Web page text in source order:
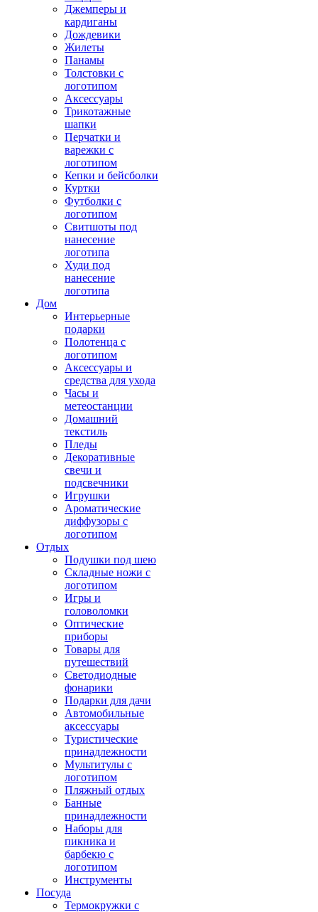
Джемперы и
кардиганы
Дождевики
Жилеты
Панамы
Толстовки с
логотипом
Аксессуары
Трикотажные
шапки
Перчатки и
варежки с
логотипом
Кепки и бейсболки
Куртки
Футболки с
логотипом
Свитшоты под
нанесение
логотипа
Худи под
нанесение
логотипа
Дом
Интерьерные
подарки
Полотенца с
логотипом
Аксессуары и
средства для ухода
Часы и
метеостанции
Домашний
текстиль
Пледы
Декоративные
свечи и
подсвечники
Игрушки
Ароматические
диффузоры с
логотипом
Отдых
Подушки под шею
Складные ножи с
логотипом
Игры и
головоломки
Оптические
приборы
Товары для
путешествий
Светодиодные
фонарики
Подарки для дачи
Автомобильные
аксессуары
Туристические
принадлежности
Мультитулы с
логотипом
Пляжный отдых
Банные
принадлежности
Наборы для
пикника и
барбекю с
логотипом
Инструменты
Посуда
Термокружки с